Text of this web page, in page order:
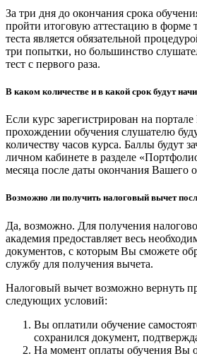
За три дня до окончания срока
пройти итоговую аттестацию в форме
теста является обязательной
три попытки, но большинство
тест с первого раза.
В каком количестве и в какой срок будут
Если курс зарегистрирован на
прохождении обучения слушателю
количеству часов курса. Баллы будут
личном кабинете в разделе
месяца после даты окончания Вашего
Возможно ли получить налоговый вычет
Да, возможно. Для получения
академия предоставляет весь
документов, с которым Вы сможете
службу для получения вычета.
Налоговый вычет возможно вернуть
следующих условий:
Вы оплатили обучение
сохранился документ,
На момент оплаты обучения Вы